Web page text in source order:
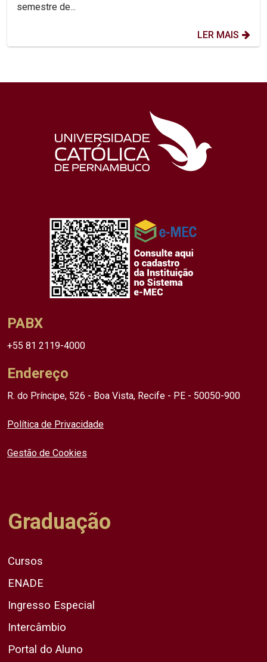
semestre de...
LER MAIS
PABX
+55 81 2119-4000
Endereço
R. do Príncipe, 526 - Boa Vista, Recife - PE - 50050-900
Política de Privacidade
Gestão de Cookies
Graduação
Cursos
ENADE
Ingresso Especial
Intercâmbio
Portal do Aluno